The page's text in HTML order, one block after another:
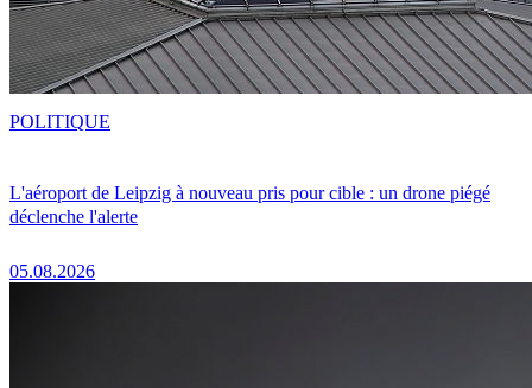
L'aéroport de Leipzig à nouveau pris pour cible : un drone piégé
déclenche l'alerte
05.08.2026
POLITIQUE